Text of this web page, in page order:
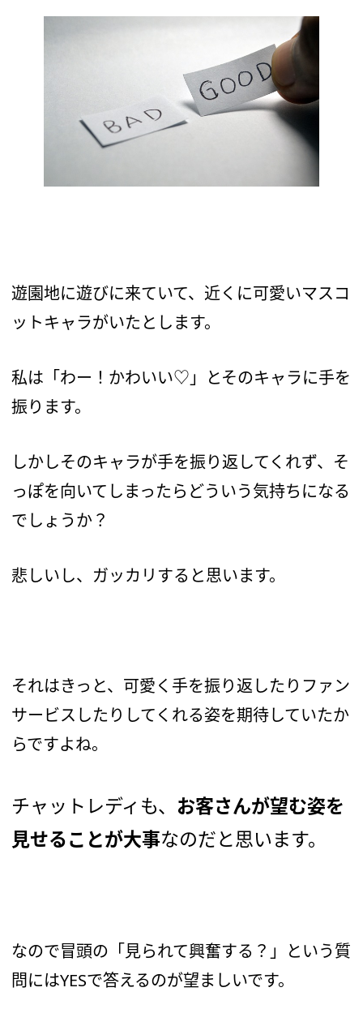
遊園地に遊びに来ていて、近くに可愛いマスコ
ットキャラがいたとします。
私は「わー！かわいい♡」とそのキャラに手を
振ります。
しかしそのキャラが手を振り返してくれず、そ
っぽを向いてしまったらどういう気持ちになる
でしょうか？
悲しいし、ガッカリすると思います。
それはきっと、可愛く手を振り返したりファン
サービスしたりしてくれる姿を期待していたか
らですよね。
チャットレディも、 お客さんが望む姿を
見せることが大事なのだと思います。
なので冒頭の「見られて興奮する？」という質
問にはYESで答えるのが望ましいです。